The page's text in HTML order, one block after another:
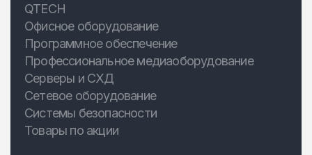
QTECH
Офисное оборудование
Программное обеспечение
Профессиональное медиаоборудование
Серверы и СХД
Сетевое оборудование
Системы безопасности
Товары по акции